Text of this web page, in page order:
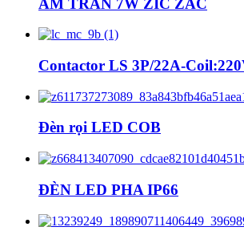
Contactor LS 3P/22A-
Đèn rọi LED COB
ĐÈN LED PHA IP66